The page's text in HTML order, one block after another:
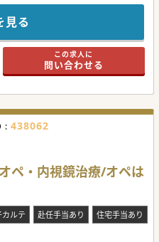
セージ★☆
地域包括ケア病棟に転換し
す。
での診療とするための募集と
見る
この求人に
問い合わせる
: 438062
ペ・内視鏡治療/オペは
カルテ 赴任手当あり 住宅手当あり